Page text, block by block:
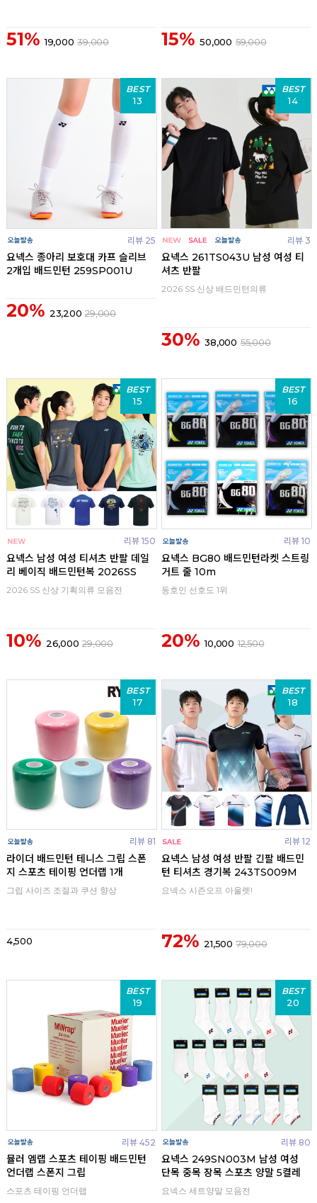
51% 19,000 39,000 15% 50,000 59,000
BEST
13
리뷰 25
요넥스 종아리 보호대 카프 슬리브
2개입 배드민턴 259SP001U
20% 23,200 29,000
BEST
14
리뷰 3
요넥스 261TS043U 남성 여성 티
셔츠 반팔
2026 SS 신상 배드민턴의류
30% 38,000 55,000
BEST
15
리뷰 150
요넥스 남성 여성 티셔츠 반팔 데일
리 베이직 배드민턴복 2026SS
2026 SS 신상 기획의류 모음전
10% 26,000 29,000
BEST
16
리뷰 10
요넥스 BG80 배드민턴라켓 스트링
거트 줄 10m
동호인 선호도 1위
20% 10,000 12,500
BEST
17
리뷰 81
라이더 배드민턴 테니스 그립 스폰
지 스포츠 테이핑 언더랩 1개
그립 사이즈 조절과 쿠션 향상
4,500
BEST
18
리뷰 12
요넥스 남성 여성 반팔 긴팔 배드민
턴 티셔츠 경기복 243TS009M
요넥스 시즌오프 아울렛!
72% 21,500 79,000
BEST
19
리뷰 452
뮬러 엠랩 스포츠 테이핑 배드민턴
언더랩 스폰지 그립
스포츠 테이핑 언더랩
BEST
20
리뷰 80
요넥스 249SN003M 남성 여성
단목 중목 장목 스포츠 양말 5켤레
요넥스 세트양말 모음전